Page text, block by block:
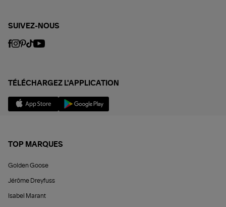
SUIVEZ-NOUS
TÉLÉCHARGEZ L'APPLICATION
TOP MARQUES
Golden Goose
Jérôme Dreyfuss
Isabel Marant